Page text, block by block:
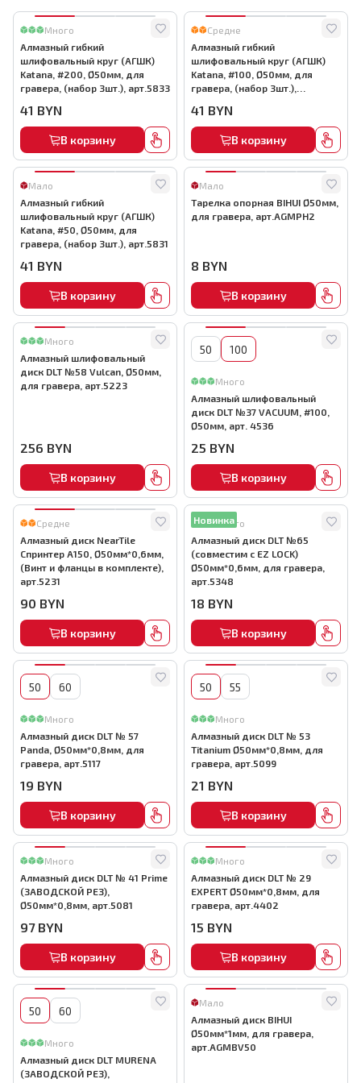
Много
Алмазный гибкий
шлифовальный круг (АГШК)
Katana, #200, Ø50мм, для
гравера, (набор 3шт.), арт.5833
41 BYN
В корзину
Средне
Алмазный гибкий
шлифовальный круг (АГШК)
Katana, #100, Ø50мм, для
гравера, (набор 3шт.),
41 BYN
В корзину
Мало
Алмазный гибкий
шлифовальный круг (АГШК)
Katana, #50, Ø50мм, для
гравера, (набор 3шт.), арт.5831
41 BYN
В корзину
Мало
Тарелка опорная BIHUI Ø50мм,
для гравера, арт.AGMPH2
8 BYN
В корзину
Много
Алмазный шлифовальный
диск DLT №58 Vulcan, Ø50мм,
для гравера, арт.5223
256 BYN
В корзину
50 100
Много
Алмазный шлифовальный
диск DLT №37 VACUUM, #100,
Ø50мм, арт. 4536
25 BYN
В корзину
Средне
Алмазный диск NearTile
Спринтер A150, Ø50мм*0,6мм,
(Винт и фланцы в комплекте),
арт.5231
90 BYN
В корзину
Много
Новинка
Алмазный диск DLT №65
(совместим с EZ LOCK)
Ø50мм*0,6мм, для гравера,
арт.5348
18 BYN
В корзину
50 60
Много
Алмазный диск DLT № 57
Panda, Ø50мм*0,8мм, для
гравера, арт.5117
19 BYN
В корзину
50 55
Много
Алмазный диск DLT № 53
Titanium Ø50мм*0,8мм, для
гравера, арт.5099
21 BYN
В корзину
Много
Алмазный диск DLT № 41 Prime
(ЗАВОДСКОЙ РЕЗ),
Ø50мм*0,8мм, арт.5081
97 BYN
В корзину
Много
Алмазный диск DLT № 29
EXPERT Ø50мм*0,8мм, для
гравера, арт.4402
15 BYN
В корзину
50 60
Много
Алмазный диск DLT MURENA
(ЗАВОДСКОЙ РЕЗ),
Мало
Алмазный диск BIHUI
Ø50мм*1мм, для гравера,
арт.AGMBV50